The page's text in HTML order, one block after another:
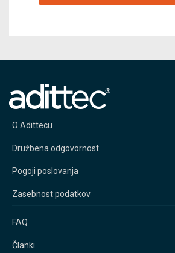
O Adittecu
Družbena odgovornost
Pogoji poslovanja
Zasebnost podatkov
FAQ
Članki